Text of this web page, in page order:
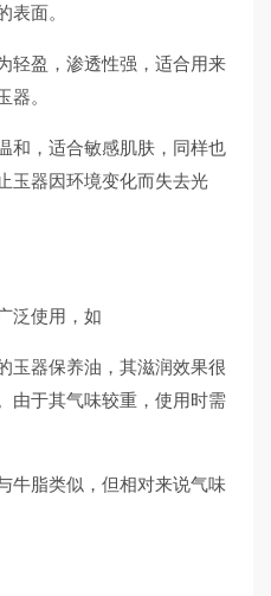
面。
轻盈，渗透性强，适合用来
。
和，适合敏感肌肤，同样也
玉器因环境变化而失去光
泛使用，如
玉器保养油，其滋润效果很
由于其气味较重，使用时需
牛脂类似，但相对来说气味